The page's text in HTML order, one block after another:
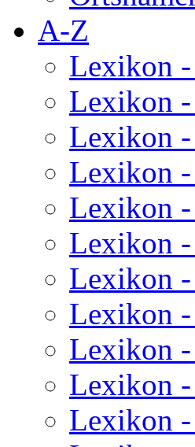
A-Z
Lexikon
Lexikon
Lexikon
Lexikon
Lexikon
Lexikon
Lexikon
Lexikon
Lexikon
Lexikon -
Lexikon